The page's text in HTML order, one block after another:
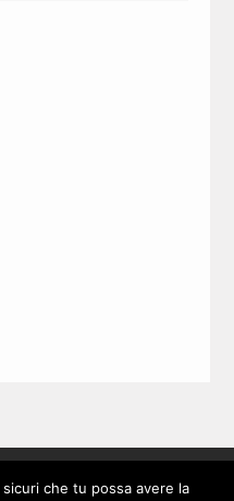
che tu possa avere la